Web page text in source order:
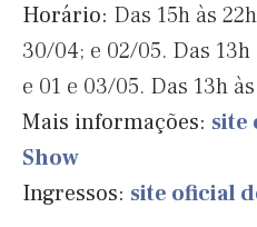
Horário: Das 15h às
30/04; e 02/05. Das
e 01 e 03/05. Das 13h
Mais informações: site
Show
Ingressos: site oficial